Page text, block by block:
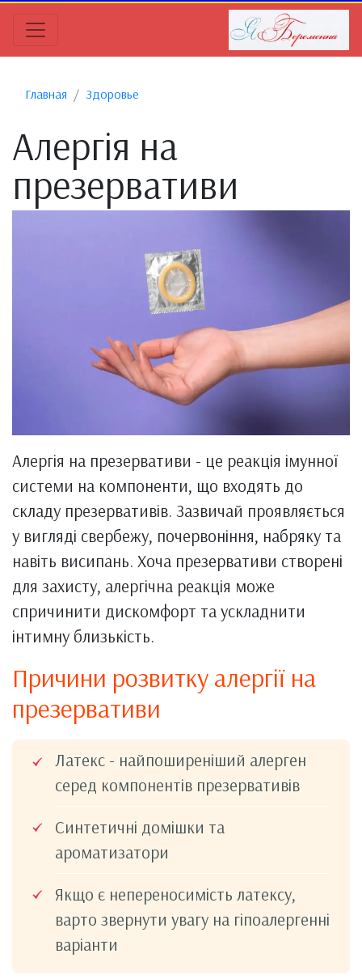
Главная Здоровье
Алергія на
презервативи
Алергія на презервативи - це реакція імунної
системи на компоненти, що входять до
складу презервативів. Зазвичай проявляється
у вигляді свербежу, почервоніння, набряку та
навіть висипань. Хоча презервативи створені
для захисту, алергічна реакція може
спричинити дискомфорт та ускладнити
інтимну близькість.
Причини розвитку алергії на
презервативи
Латекс - найпоширеніший алерген
серед компонентів презервативів
Синтетичні домішки та
ароматизатори
Якщо є непереносимість латексу,
варто звернути увагу на гіпоалергенні
варіанти